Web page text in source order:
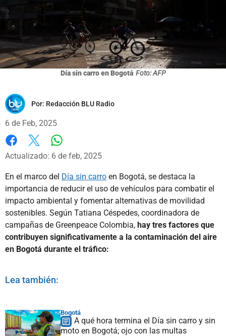
Día sin carro en Bogotá Foto: AFP
Por: Redacción BLU Radio
6 de Feb, 2025
Facebook
X
Actualizado: 6 de feb, 2025
En el marco del Día sin carro en Bogotá, se destaca la
importancia de reducir el uso de vehículos para combatir el
impacto ambiental y fomentar alternativas de movilidad
sostenibles. Según Tatiana Céspedes, coordinadora de
campañas de Greenpeace Colombia, hay tres factores que
contribuyen significativamente a la contaminación del aire
en Bogotá durante el tráfico:
Lea también:
Bogotá
A qué hora termina el Día sin carro y sin
moto en Bogotá; ojo con las multas